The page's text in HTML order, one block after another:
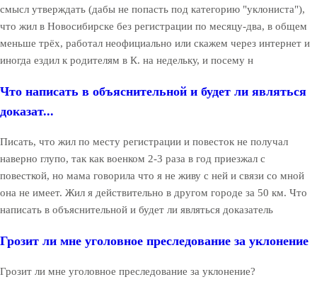
смысл утверждать (дабы не попасть под категорию "уклониста"),
что жил в Новосибирске без регистрации по месяцу-два, в общем
меньше трёх, работал неофициально или скажем через интернет и
иногда ездил к родителям в К. на недельку, и посему н
Что написать в объяснительной и будет ли являться
доказат...
Писать, что жил по месту регистрации и повесток не получал
наверно глупо, так как военком 2-3 раза в год приезжал с
повесткой, но мама говорила что я не живу с ней и связи со мной
она не имеет. Жил я действительно в другом городе за 50 км. Что
написать в объяснительной и будет ли являться доказатель
Грозит ли мне уголовное преследование за уклонение
Грозит ли мне уголовное преследование за уклонение?